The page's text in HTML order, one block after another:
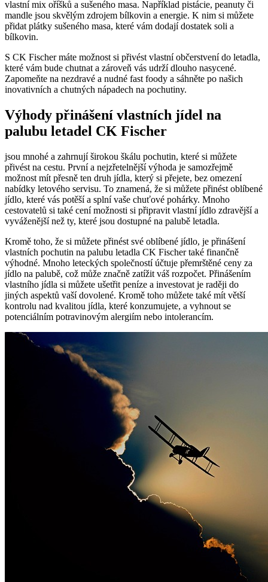
vlastní mix oříšků a sušeného masa. Například pistácie, peanuty či
mandle jsou skvělým zdrojem bílkovin a energie. K nim si můžete
přidat plátky sušeného masa, které vám dodají dostatek soli a
bílkovin.
S CK Fischer máte možnost si přivést vlastní občerstvení do letadla,
které vám bude chutnat a zároveň vás udrží dlouho nasycené.
Zapomeňte na nezdravé a nudné fast foody a sáhněte po našich
inovativních a chutných nápadech na pochutiny.
Výhody přinášení vlastních jídel na
palubu letadel CK Fischer
jsou mnohé a zahrnují širokou škálu pochutin, které si můžete
přivést na cestu. První a nejzřetelnější výhoda je samozřejmě
možnost mít přesně ten druh jídla, který si přejete, bez omezení
nabídky letového servisu. To znamená, že si můžete přinést oblíbené
jídlo, které vás potěší a splní vaše chuťové pohárky. Mnoho
cestovatelů si také cení možnosti si připravit vlastní jídlo zdravější a
vyváženější než ty, které jsou dostupné na palubě letadla.
Kromě toho, že si můžete přinést své oblíbené jídlo, je přinášení
vlastních pochutin na palubu letadla CK Fischer také finančně
výhodné. Mnoho leteckých společností účtuje přemrštěné ceny za
jídlo na palubě, což může značně zatížit váš rozpočet. Přinášením
vlastního jídla si můžete ušetřit peníze a investovat je raději do
jiných aspektů vaší dovolené. Kromě toho můžete také mít větší
kontrolu nad kvalitou jídla, které konzumujete, a vyhnout se
potenciálním potravinovým alergiím nebo intolerancím.